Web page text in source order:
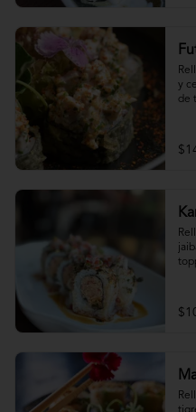
y
de